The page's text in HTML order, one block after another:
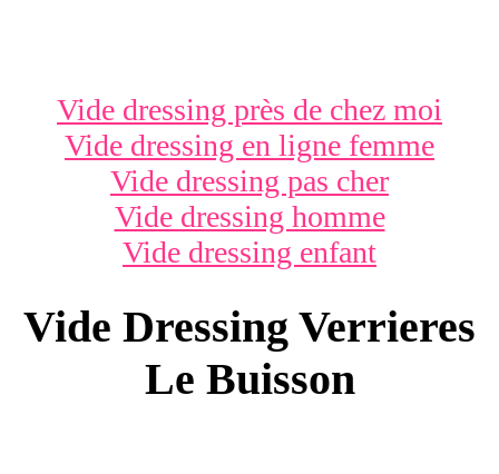
Vide dressing près de chez moi
Vide dressing en ligne femme
Vide dressing pas cher
Vide dressing homme
Vide dressing enfant
Vide Dressing Verrieres
Le Buisson